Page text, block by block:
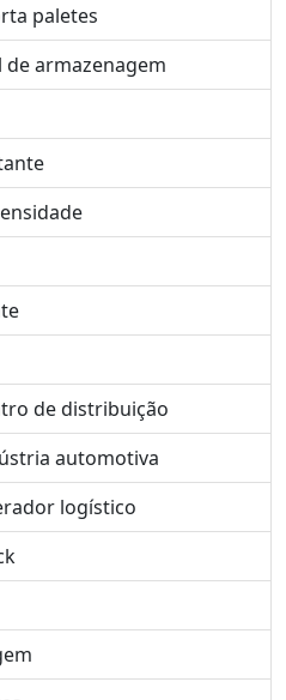
paletes
armazenagem
de distribuição
automotiva
logístico